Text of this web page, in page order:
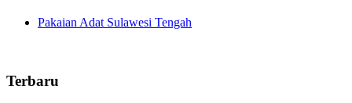
Pakaian Adat Sulawesi Tengah
Terbaru